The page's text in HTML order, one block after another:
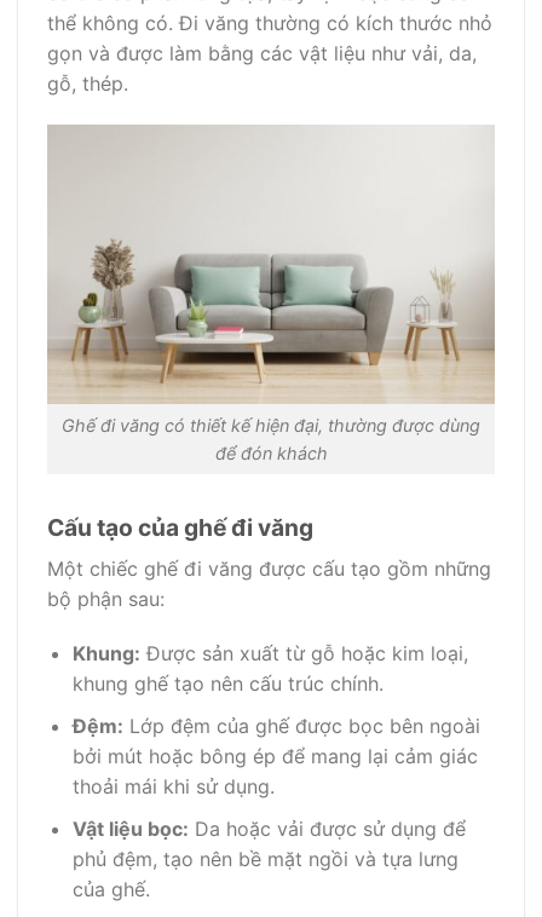
thể không có. Đi văng thường có kích thước nhỏ
gọn và được làm bằng các vật liệu như vải, da,
gỗ, thép.
Ghế đi văng có thiết kế hiện đại, thường được dùng
để đón khách
Cấu tạo của ghế đi văng
Một chiếc ghế đi văng được cấu tạo gồm những
bộ phận sau:
Khung: Được sản xuất từ gỗ hoặc kim loại,
khung ghế tạo nên cấu trúc chính.
Đệm: Lớp đệm của ghế được bọc bên ngoài
bởi mút hoặc bông ép để mang lại cảm giác
thoải mái khi sử dụng.
Vật liệu bọc: Da hoặc vải được sử dụng để
phủ đệm, tạo nên bề mặt ngồi và tựa lưng
của ghế.